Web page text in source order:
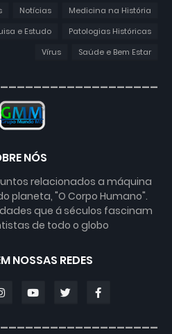
Medicina na História
Notícias
Patologias Históricas
e Estudo
Saúde e Bem Estar
Vírus
NÓS
relacionados a máquina
planeta, "O Corpo Humano".
que á séculos fascinam
de todo o globo.
NOSSAS REDES